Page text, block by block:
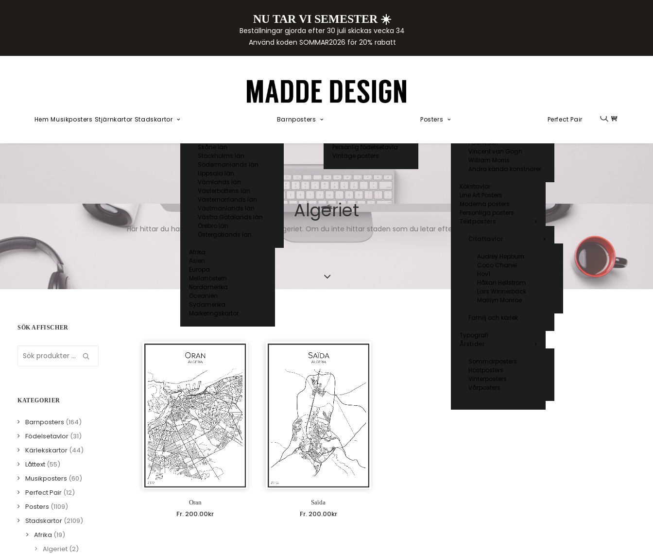
NU TAR VI SEMESTER ☀️
Beställningar gjorda efter 30 juli skickas vecka 34
Använd koden SOMMAR2026 för 20% rabatt
Hem Musikposters Stjärnkartor Stadskartor
Skåne län
Stockholms län
Södermanlands län
Uppsala län
Vämlands län
Västerbottens län
Västernorrlands län
Västmanlands län
Västra Götalands län
Örebro län
Östergötlands län
Afrika
Asien
Europa
Mellanöstern
Nordamerika
Oceanien
Sydamerika
Markeringskartor
Barnposters
Akvarellposters
Personlig födelsetavla
Vintage posters
Posters
Claude Monet
Paul Nash
Vincent van Gogh
William Morris
Andra kända konstnärer
Kökstavlor
Line Art Posters
Moderna posters
Personliga posters
Textposters
Citattavlor
Audrey Hepburn
Coco Chanel
Hov1
Håkan Hellström
Lars Winnerbäck
Marilyn Monroe
Familj och kärlek
Typografi
Årstider
Sommarposters
Höstposters
Vinterposters
Vårposters
Perfect Pair
Algeriet
Här hittar du handritade kartor över städer i Algeriet. Om du inte hittar staden som du letar efter kan du
SÖK AFFISCHER
efter:
KATEGORIER
Barnposters (164)
Födelsetavlor (31)
Kärlekskartor (44)
Låttext (55)
Musikposters (60)
Perfect Pair (12)
Posters (1109)
Stadskartor (2109)
Afrika (19)
Algeriet (2)
Oran
Fr. 200.00kr
Saïda
Fr. 200.00kr